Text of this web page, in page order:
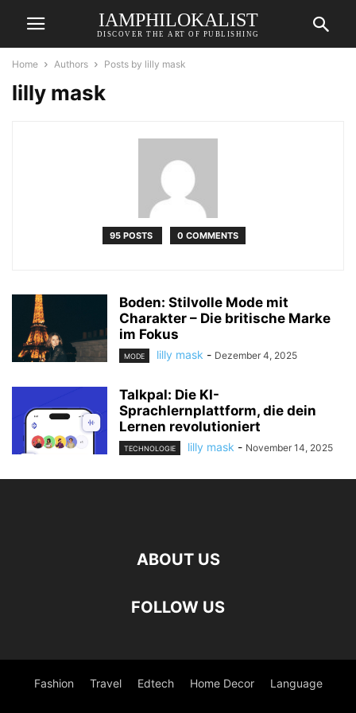
IAMPHILOKALIST
DISCOVER THE ART OF PUBLISHING
Home Authors Posts by lilly mask
lilly mask
95 POSTS 0 COMMENTS
Boden: Stilvolle Mode mit
Charakter – Die britische Marke
im Fokus
MODE lilly mask - Dezember 4, 2025
Talkpal: Die KI-
Sprachlernplattform, die dein
Lernen revolutioniert
TECHNOLOGIE lilly mask - November 14, 2025
ABOUT US
FOLLOW US
Fashion Travel Edtech Home Decor Language